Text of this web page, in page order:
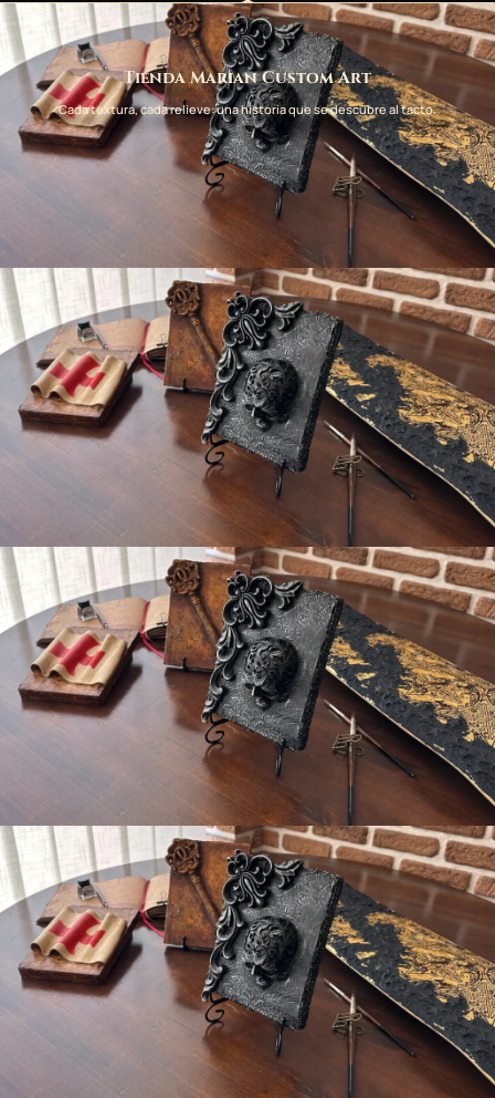
Tienda Marian Custom Art
Cada textura, cada relieve: una historia que se descubre al tacto.